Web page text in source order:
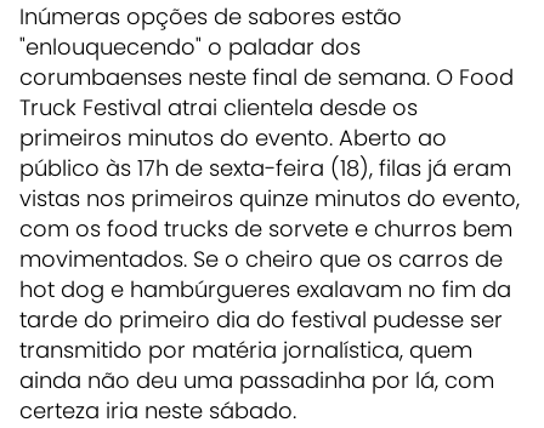
Inúmeras opções de sabores estão
"enlouquecendo" o paladar dos
corumbaenses neste final de semana. O Food
Truck Festival atrai clientela desde os
primeiros minutos do evento. Aberto ao
público às 17h de sexta-feira (18), filas já eram
vistas nos primeiros quinze minutos do evento,
com os food trucks de sorvete e churros bem
movimentados. Se o cheiro que os carros de
hot dog e hambúrgueres exalavam no fim da
tarde do primeiro dia do festival pudesse ser
transmitido por matéria jornalística, quem
ainda não deu uma passadinha por lá, com
certeza iria neste sábado.